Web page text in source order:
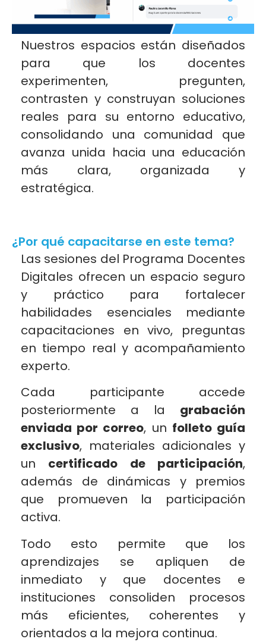
Nuestros espacios están diseñados
para que los docentes
experimenten, pregunten,
contrasten y construyan soluciones
reales para su entorno educativo,
consolidando una comunidad que
avanza unida hacia una educación
más clara, organizada y
estratégica.
¿Por qué capacitarse en este tema?
Las sesiones del Programa Docentes
Digitales ofrecen un espacio seguro
y práctico para fortalecer
habilidades esenciales mediante
capacitaciones en vivo, preguntas
en tiempo real y acompañamiento
experto.
Cada participante accede
posteriormente a la grabación
enviada por correo, un folleto guía
exclusivo, materiales adicionales y
un certificado de participación,
además de dinámicas y premios
que promueven la participación
activa.
Todo esto permite que los
aprendizajes se apliquen de
inmediato y que docentes e
instituciones consoliden procesos
más eficientes, coherentes y
orientados a la mejora continua.